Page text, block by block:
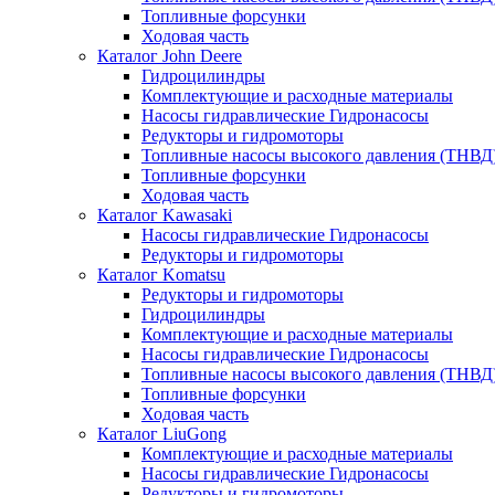
Топливные форсунки
Ходовая часть
Каталог John Deere
Гидроцилиндры
Комплектующие и расходные материалы
Насосы гидравлические Гидронасосы
Редукторы и гидромоторы
Топливные насосы высокого давления
Топливные форсунки
Ходовая часть
Каталог Kawasaki
Насосы гидравлические Гидронасосы
Редукторы и гидромоторы
Каталог Komatsu
Редукторы и гидромоторы
Гидроцилиндры
Комплектующие и расходные материалы
Насосы гидравлические Гидронасосы
Топливные насосы высокого давления
Топливные форсунки
Ходовая часть
Каталог LiuGong
Комплектующие и расходные материалы
Насосы гидравлические Гидронасосы